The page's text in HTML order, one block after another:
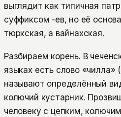
выглядит как типичная
суффиксом -ев, но её
тюркская, а вайнахская.
Разбираем корень. В
языках есть слово «чилла»
называют определённый
колючий кустарник.
человеку с цепким,